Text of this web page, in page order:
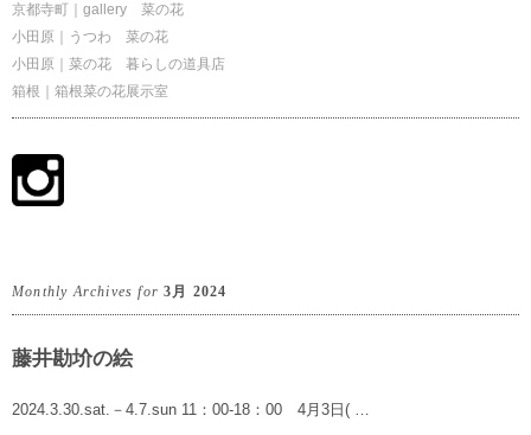
京都寺町｜gallery 菜の花
小田原｜うつわ 菜の花
小田原｜菜の花 暮らしの道具店
箱根｜箱根菜の花展示室
Monthly Archives for3月 2024
藤井勘圿の絵
2024.3.30.sat.－4.7.sun 11：00-18：00 4月3日( …